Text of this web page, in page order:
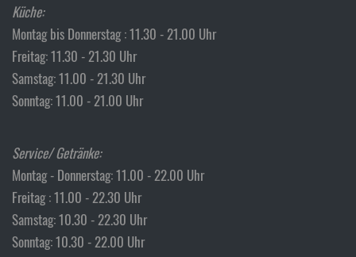
Küche:
Montag bis Donnerstag : 11.30 - 21.00 Uhr
Freitag: 11.30 - 21.30 Uhr
Samstag: 11.00 - 21.30 Uhr
Sonntag: 11.00 - 21.00 Uhr
Service/ Getränke:
Montag - Donnerstag: 11.00 - 22.00 Uhr
Freitag : 11.00 - 22.30 Uhr
Samstag: 10.30 - 22.30 Uhr
Sonntag: 10.30 - 22.00 Uhr